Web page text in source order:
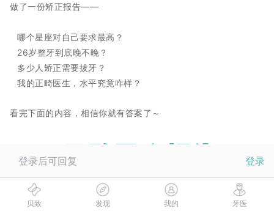
做了一份矫正报告——
哪个星座对自己要求最高？
26岁整牙到底晚不晚？
多少人矫正需要拔牙？
我的正畸医生，水平究竟咋样？
看完下面的内容，相信你就有答案了～
12星座矫正人群分布
登录后可回复 登录
贝致 发现 我的 牙医